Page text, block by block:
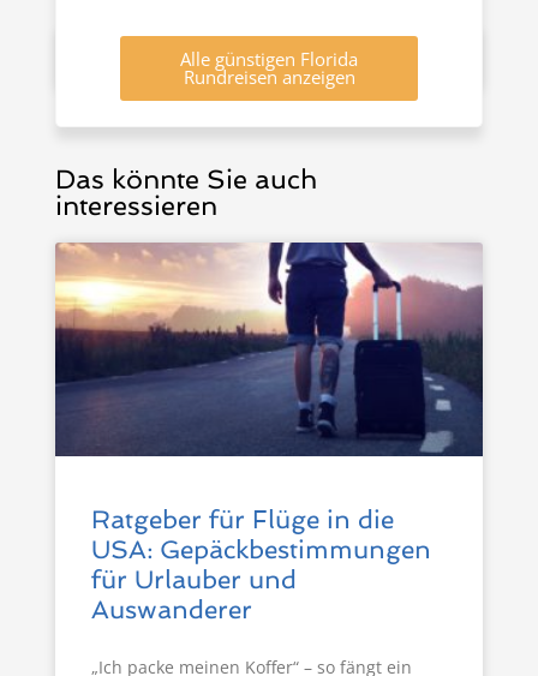
Alle günstigen Florida
Rundreisen anzeigen
Das könnte Sie auch
interessieren
Ratgeber für Flüge in die
USA: Gepäckbestimmungen
für Urlauber und
Auswanderer
„Ich packe meinen Koffer“ – so fängt ein